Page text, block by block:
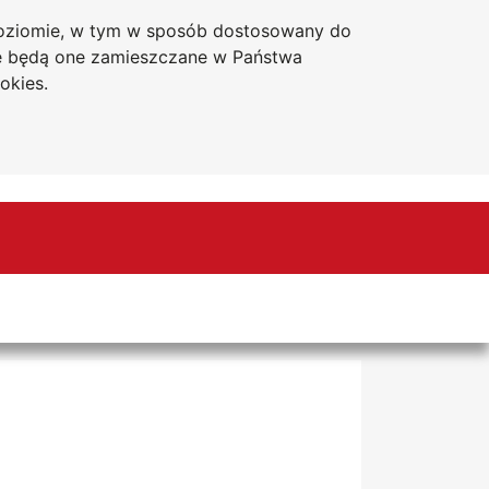
w tym w sposób dostosowany do
one zamieszczane w Państwa
Accessibility statement